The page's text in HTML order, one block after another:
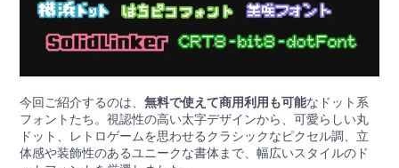
今回ご紹介するのは、無料で使えて商用利用も可能なドット系
フォントたち。視認性の高い太字デザインから、可愛らしい丸
ドット、レトロゲームを思わせるクラシックなピクセル調、立
体感や装飾性のあるユニークな書体まで、幅広いスタイルのド